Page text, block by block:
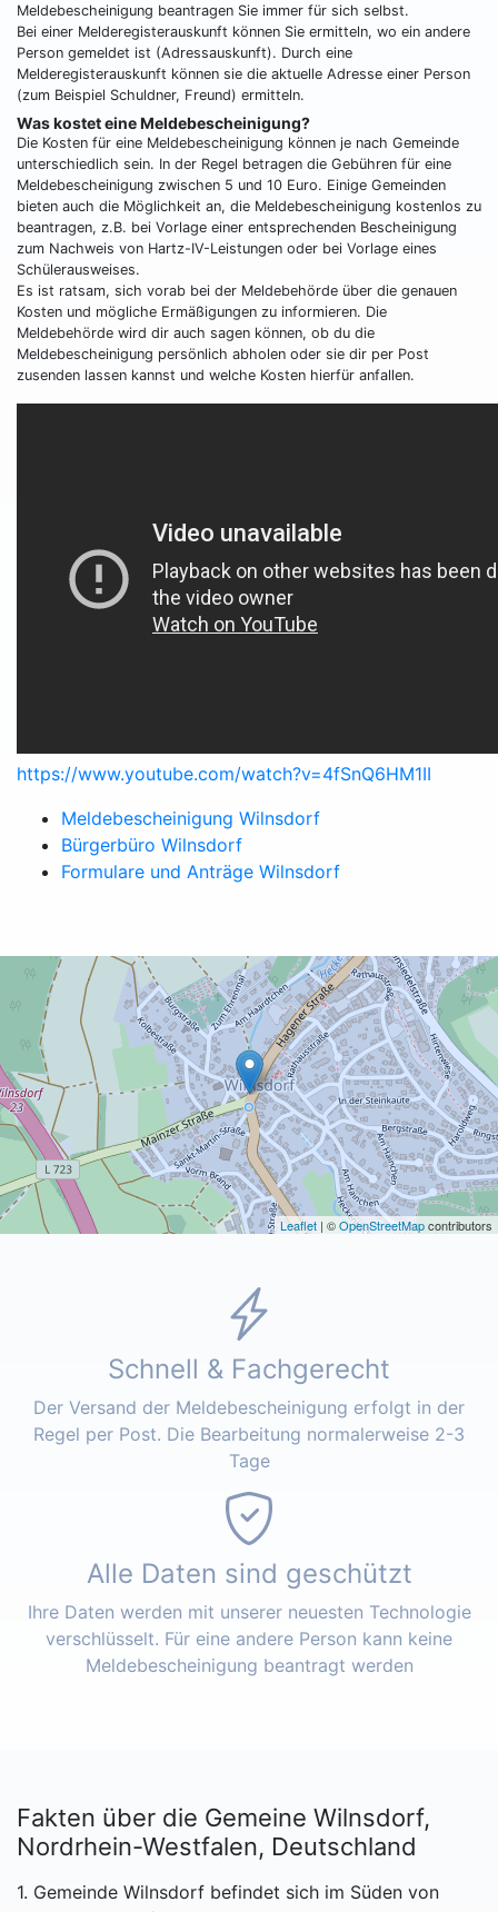
Meldebescheinigung beantragen Sie immer für sich selbst.
Bei einer Melderegisterauskunft können Sie ermitteln, wo ein andere
Person gemeldet ist (Adressauskunft). Durch eine
Melderegisterauskunft können sie die aktuelle Adresse einer Person
(zum Beispiel Schuldner, Freund) ermitteln.
Was kostet eine Meldebescheinigung?
Die Kosten für eine Meldebescheinigung können je nach Gemeinde
unterschiedlich sein. In der Regel betragen die Gebühren für eine
Meldebescheinigung zwischen 5 und 10 Euro. Einige Gemeinden
bieten auch die Möglichkeit an, die Meldebescheinigung kostenlos zu
beantragen, z.B. bei Vorlage einer entsprechenden Bescheinigung
zum Nachweis von Hartz-IV-Leistungen oder bei Vorlage eines
Schülerausweises.
Es ist ratsam, sich vorab bei der Meldebehörde über die genauen
Kosten und mögliche Ermäßigungen zu informieren. Die
Meldebehörde wird dir auch sagen können, ob du die
Meldebescheinigung persönlich abholen oder sie dir per Post
zusenden lassen kannst und welche Kosten hierfür anfallen.
https://www.youtube.com/watch?v=4fSnQ6HM1II
Meldebescheinigung Wilnsdorf
Bürgerbüro Wilnsdorf
Formulare und Anträge Wilnsdorf
Leaflet | ©OpenStreetMapcontributors
Schnell & Fachgerecht
Der Versand der Meldebescheinigung erfolgt in der
Regel per Post. Die Bearbeitung normalerweise 2-3
Tage
Alle Daten sind geschützt
Ihre Daten werden mit unserer neuesten Technologie
verschlüsselt. Für eine andere Person kann keine
Meldebescheinigung beantragt werden
Fakten über die Gemeine Wilnsdorf,
Nordrhein-Westfalen, Deutschland
1. Gemeinde Wilnsdorf befindet sich im Süden von